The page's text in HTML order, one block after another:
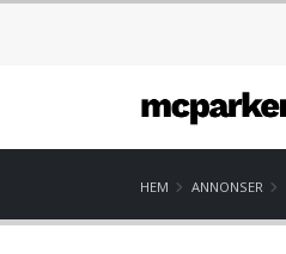
HEM ANNONSER